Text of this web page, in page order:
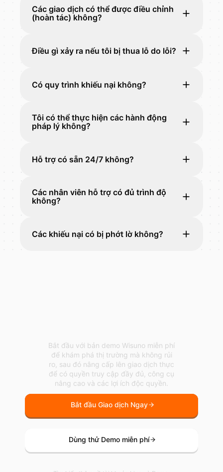
Các giao dịch có thể được điều chỉnh
(hoàn tác) không?
Điều gì xảy ra nếu tôi bị thua lỗ do lỗi?
Có quy trình khiếu nại không?
Tôi có thể thực hiện các hành động
pháp lý không?
Hỗ trợ có sẵn 24/7 không?
Các nhân viên hỗ trợ có đủ trình độ
không?
Các khiếu nại có bị phớt lờ không?
Bắt đầu với bản demo Wisuno miễn phí
để khám phá thị trường mà không rủi
ro, sau đó nâng cấp lên giao dịch thực
để có quyền truy cập đầy đủ, công cụ
nâng cao và các lợi ích độc quyền.
Bắt đầu Giao dịch Ngay
Dùng thử Demo miễn phí